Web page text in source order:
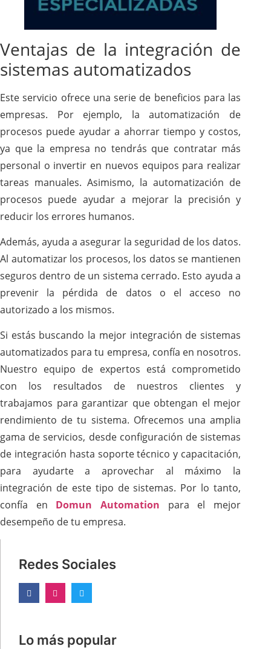
Ventajas de la integración de
sistemas automatizados
Este servicio ofrece una serie de beneficios para las
empresas. Por ejemplo, la automatización de
procesos puede ayudar a ahorrar tiempo y costos,
ya que la empresa no tendrás que contratar más
personal o invertir en nuevos equipos para realizar
tareas manuales. Asimismo, la automatización de
procesos puede ayudar a mejorar la precisión y
reducir los errores humanos.
Además, ayuda a asegurar la seguridad de los datos.
Al automatizar los procesos, los datos se mantienen
seguros dentro de un sistema cerrado. Esto ayuda a
prevenir la pérdida de datos o el acceso no
autorizado a los mismos.
Si estás buscando la mejor integración de sistemas
automatizados para tu empresa, confía en nosotros.
Nuestro equipo de expertos está comprometido
con los resultados de nuestros clientes y
trabajamos para garantizar que obtengan el mejor
rendimiento de tu sistema. Ofrecemos una amplia
gama de servicios, desde configuración de sistemas
de integración hasta soporte técnico y capacitación,
para ayudarte a aprovechar al máximo la
integración de este tipo de sistemas. Por lo tanto,
confía en Domun Automation para el mejor
desempeño de tu empresa.
Redes Sociales
Lo más popular